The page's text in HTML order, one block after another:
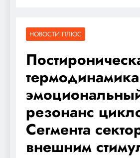
НОВОСТИ ПЛЮС
резонанс
Сегмента
внешним